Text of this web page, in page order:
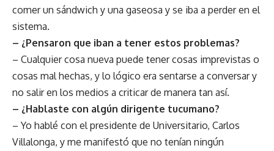
comer un sándwich y una gaseosa y se iba a perder en el
sistema.
– ¿Pensaron que iban a tener estos problemas?
– Cualquier cosa nueva puede tener cosas imprevistas o
cosas mal hechas, y lo lógico era sentarse a conversar y
no salir en los medios a criticar de manera tan así.
– ¿Hablaste con algún dirigente tucumano?
– Yo hablé con el presidente de Universitario, Carlos
Villalonga, y me manifestó que no tenían ningún